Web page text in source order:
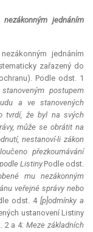
jednáním
jednáním
zařazený do
Podle odst. 1
postupem
a ve stanovených
tvrdí, že byl na svých
může se obrátit na
nestanoví-li zákon
přezkoumávání
Listiny.Podle odst.
mu nezákonným
veřejné správy nebo
odst. 4 [p]odmínky a
ustanovení Listiny
2 a 4:Meze základních